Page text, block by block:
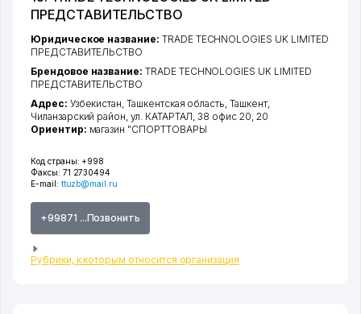
ПРЕДСТАВИТЕЛЬСТВО
Код страны: +998
Факсы: 71 2730494
E-mail: ttuzb@mail.ru
+99871 ...Позвонить
Рубрики, к которым относится организация
Юридическое название: TRADE TECHNOLOGIES UK LIMITED
ПРЕДСТАВИТЕЛЬСТВО
Брендовое название: TRADE TECHNOLOGIES UK LIMITED
ПРЕДСТАВИТЕЛЬСТВО
Адрес: Узбекистан,Ташкентская область ,Ташкент,
Чиланзарский район ,ул. КАТАРТАЛ , 38 офис 20, 20
Ориентир: магазин "СПОРТТОВАРЫ